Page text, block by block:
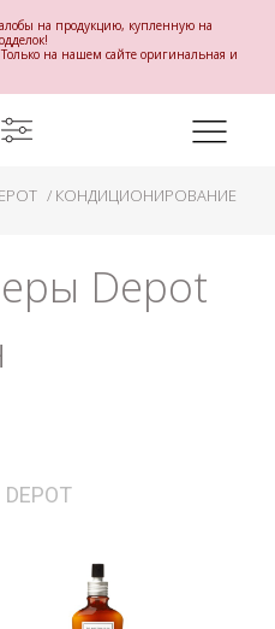
на продукцию, купленную на
на нашем сайте оригинальная и
КОНДИЦИОНИРОВАНИЕ
Depot
DEPOT